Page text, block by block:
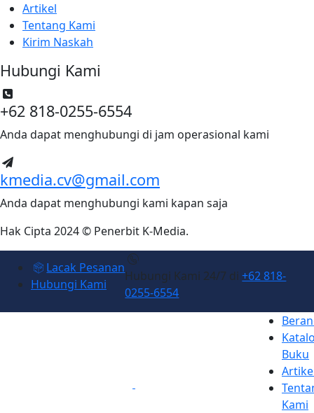
Artikel
Tentang Kami
Kirim Naskah
Hubungi Kami
+62 818-0255-6554
Anda dapat menghubungi di jam operasional kami
kmedia.cv@gmail.com
Anda dapat menghubungi kami kapan saja
Hak Cipta 2024 © Penerbit K-Media.
Lacak Pesanan
Hubungi Kami
Hubungi Kami 24/7 di+62 818-
0255-6554
Buku
Kami